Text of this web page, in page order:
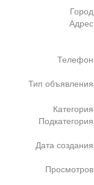
Город
Адрес
Телефон
Тип объявления
Категория
Подкатегория
Дата создания
Просмотров